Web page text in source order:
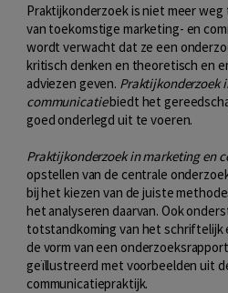
Praktijkonderzoek is niet meer
van toekomstige marketing- en
wordt verwacht dat ze een
kritisch denken en theoretisch en
adviezen geven. Praktijkonderzoek
communicatiebiedt het
goed onderlegd uit te voeren.
Praktijkonderzoek in marketing en
opstellen van de centrale
bij het kiezen van de juiste
het analyseren daarvan. Ook
totstandkoming van het schriftelijk
de vorm van een
geïllustreerd met voorbeelden uit
communicatiepraktijk.